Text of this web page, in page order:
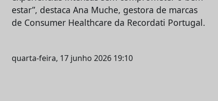
estar”, destaca Ana Muche, gestora de marcas
de Consumer Healthcare da Recordati Portugal.
quarta-feira, 17 junho 2026 19:10